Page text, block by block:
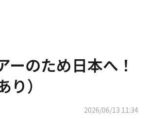
ーのため日本へ！
）
2026/06/13 11:34